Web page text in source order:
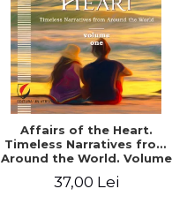
Affairs of the Heart.
Timeless Narratives from
Around the World. Volume
37,00 Lei